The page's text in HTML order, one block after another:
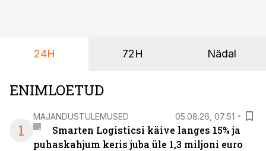
24H 72H Nädal
ENIMLOETUD
1
MAJANDUSTULEMUSED 05.08.26, 07:51
Smarten Logisticsi käive langes 15% ja
puhaskahjum keris juba üle 1,3 miljoni euro